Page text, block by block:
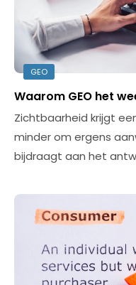
GEO
Waarom GEO het
Zichtbaarheid krijgt
minder om ergens
bijdraagt aan het